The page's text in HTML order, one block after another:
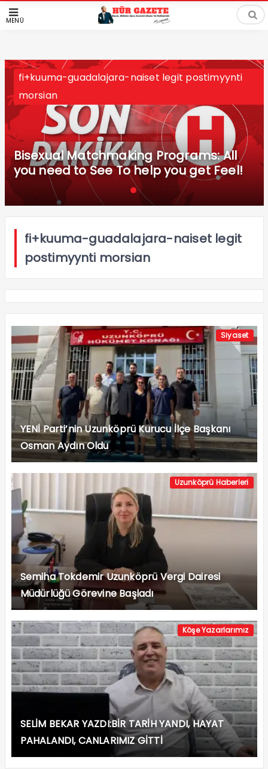
MENÜ
fi+kuuma-guadalajara-naiset legit postimyynti
morsian
Bisexual Matchmaking Programs: All
you need to See To help you get Feel!
fi+kuuma-guadalajara-naiset legit
postimyynti morsian
Siyaset
YENİ Parti’nin Uzunköprü Kurucu İlçe Başkanı
Osman Aydın Oldu
Uzunköprü Haberleri
Semiha Tokdemir Uzunköprü Vergi Dairesi
Müdürlüğü Görevine Başladı
Köşe Yazarlarımız
SELİM BEKAR YAZDI:BİR TARİH YANDI, HAYAT
PAHALANDI, CANLARIMIZ GİTTİ